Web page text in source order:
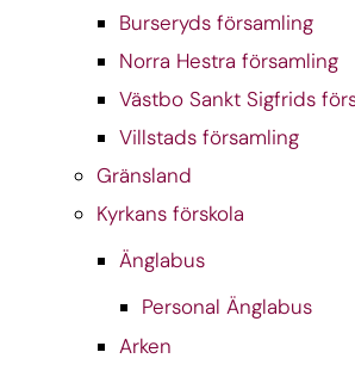
Burseryds församling
Norra Hestra församling
Västbo Sankt Sigfrids
Villstads församling
Gränsland
Kyrkans förskola
Änglabus
Personal Änglabus
Arken